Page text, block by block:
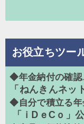
お役立ちツー
◆年金納付の確認
「ねんきんネッ
◆自分で積立る年
「ｉDｅCｏ」